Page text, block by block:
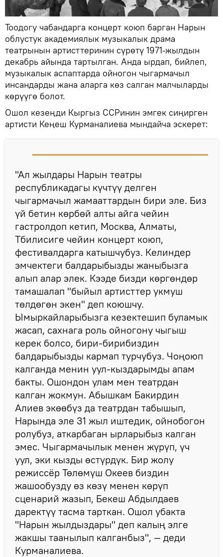
Тоодогу чабандарга концерт коюп барган Нарын
облустук академиялык музыкалык драма
театрынын артисттеринин сүрөтү 1971-жылдын
декабрь айында тартылган. Анда ырдап, бийлеп,
музыкалык аспаптарда ойногон чыгармачыл
инсандарды жана аларга көз салган малчыларды
көрүүгө болот.
Ошол кезеңди Кыргыз ССРинин эмгек сиңирген
артисти Кеңеш Курманалиева мындайча эскерет:
"Ал жылдары Нарын театры
республикадагы күчтүү делген
чыгармачыл жамааттардын бири эле. Биз
үй бетин көрбөй алты айга чейин
гастролдоп кетип, Москва, Алматы,
Тбилисиге чейин концерт коюп,
фестивалдарга катышчубуз. Келиндер
эмчектеги балдарыбызды жаныбызга
алып алар элек. Кээде бизди көргөндөр
тамашалап "быйыл артисттер укмуш
төлдөгөн экен" деп коюшчу.
Ымыркайларыбызга кезектешип буламык
жасап, сахнага роль ойногону чыгыш
керек болсо, бири-бирибиздин
балдарыбызды кармап турчубуз. Чоңоюп
калганда менин уул-кыздарымды апам
бакты. Ошондон улам мен театрдан
калган жокмун. Абышкам Бакирдин
Алиев экөөбүз да театрдан табышып,
Нарында эле 31 жыл иштедик, ойнобогон
ролубуз, аткарбаган ырларыбыз калган
эмес. Чыгармачылык менен жүрүп, үч
уул, эки кызды өстүрдүк. Бир жолу
режиссёр Төлөмүш Океев биздин
жашообузду өз көзү менен көрүп
сценарий жазып, Бекеш Абдылдаев
даректүү тасма тарткан. Ошол убакта
"Нарын жылдыздары" деп калың элге
жакшы таанылып калганбыз", — деди
Курманалиева.